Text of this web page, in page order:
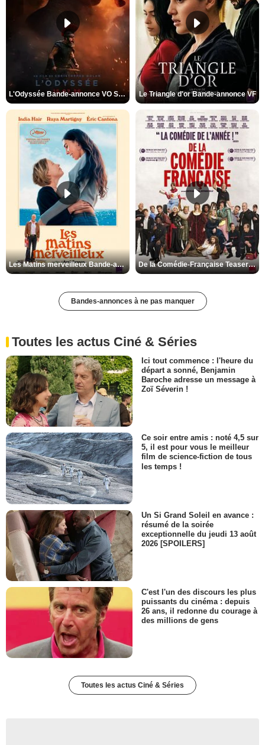
L'Odyssée Bande-annonce VO STFR Le Triangle d'or Bande-annonce VF
Les Matins merveilleux Bande-annonce VF De la Comédie-Française Teaser VF
Bandes-annonces à ne pas manquer
Toutes les actus Ciné & Séries
Ici tout commence : l'heure du
départ a sonné, Benjamin
Baroche adresse un message à
Zoï Séverin !
Ce soir entre amis : noté 4,5 sur
5, il est pour vous le meilleur
film de science-fiction de tous
les temps !
Un Si Grand Soleil en avance :
résumé de la soirée
exceptionnelle du jeudi 13 août
2026 [SPOILERS]
C'est l'un des discours les plus
puissants du cinéma : depuis
26 ans, il redonne du courage à
des millions de gens
Toutes les actus Ciné & Séries